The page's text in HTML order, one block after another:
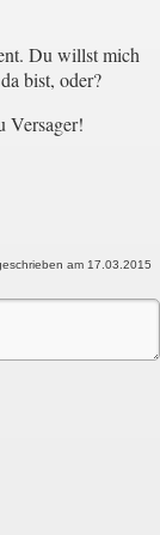
Du willst mich
bist, oder?
Versager!
am 17.03.2015